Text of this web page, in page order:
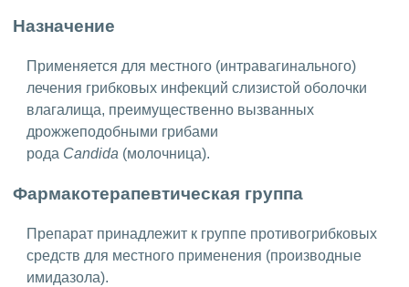
Назначение
Применяется для местного (интравагинального)
лечения грибковых инфекций слизистой оболочки
влагалища, преимущественно вызванных
дрожжеподобными грибами
рода Candida (молочница).
Фармакотерапевтическая группа
Препарат принадлежит к группе противогрибковых
средств для местного применения (производные
имидазола).